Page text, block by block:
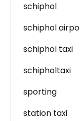
schiphol
schiphol
schiphol taxi
schipholtaxi
sporting
station taxi